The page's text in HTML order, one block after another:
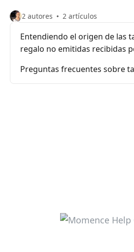
2 autores 2 artículos
Entendiendo el origen de las
regalo no emitidas recibidas
Preguntas frecuentes sobre